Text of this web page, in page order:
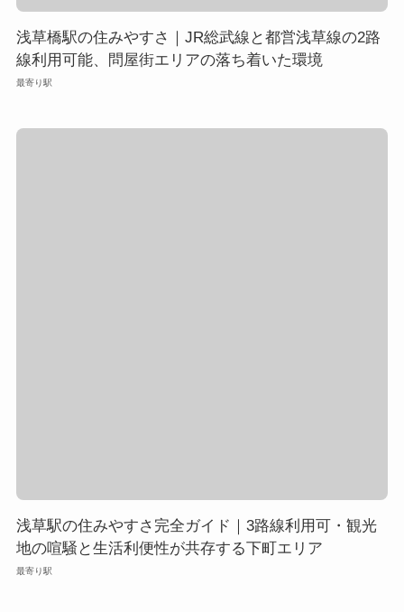
浅草橋駅の住みやすさ｜JR総武線と都営浅草線の2路
線利用可能、問屋街エリアの落ち着いた環境
最寄り駅
浅草駅の住みやすさ完全ガイド｜3路線利用可・観光
地の喧騒と生活利便性が共存する下町エリア
最寄り駅